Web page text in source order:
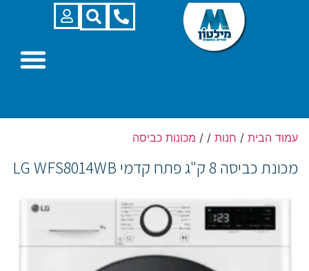
עמוד הבית / חנות /
/ מכונות כביסה
מכונת כביסה ‏8 ‏ק"ג פתח קדמי LG WFS8014WB